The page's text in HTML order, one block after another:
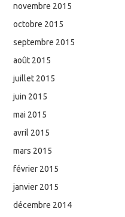
novembre 2015
octobre 2015
septembre 2015
août 2015
juillet 2015
juin 2015
mai 2015
avril 2015
mars 2015
février 2015
janvier 2015
décembre 2014